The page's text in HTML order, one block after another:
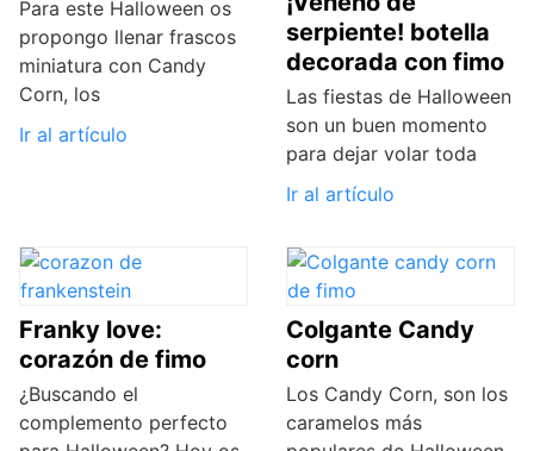
Para este Halloween os
propongo llenar frascos
miniatura con Candy
Corn, los
Ir al artículo
serpiente! botella
decorada con fimo
Las fiestas de Halloween
son un buen momento
para dejar volar toda
Ir al artículo
Franky love:
corazón de fimo
¿Buscando el
complemento perfecto
Colgante Candy
corn
Los Candy Corn, son los
caramelos más